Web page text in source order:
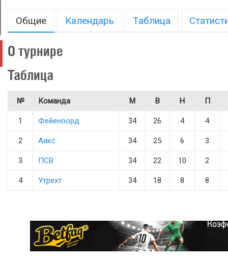
Общие Календарь Таблица
О турнире
Таблица
№ Команда М В Н П
1 Фейеноорд 34 26 4 4
2 Аякс 34 25 6 3
3 ПСВ 34 22 10 2
4 Утрехт 34 18 8 8